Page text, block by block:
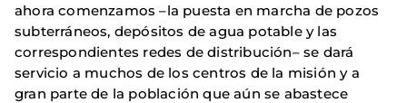
ahora comenzamos –la puesta en marcha de pozos
subterráneos, depósitos de agua potable y las
correspondientes redes de distribución– se dará
servicio a muchos de los centros de la misión y a
gran parte de la población que aún se abastece